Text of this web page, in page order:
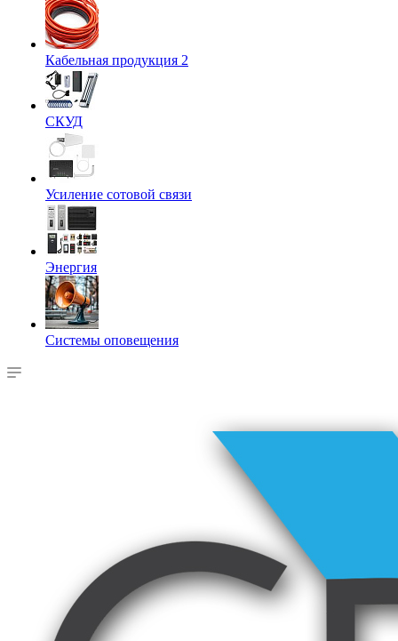
Кабельная продукция 2
СКУД
Усиление сотовой связи
Энергия
Системы оповещения